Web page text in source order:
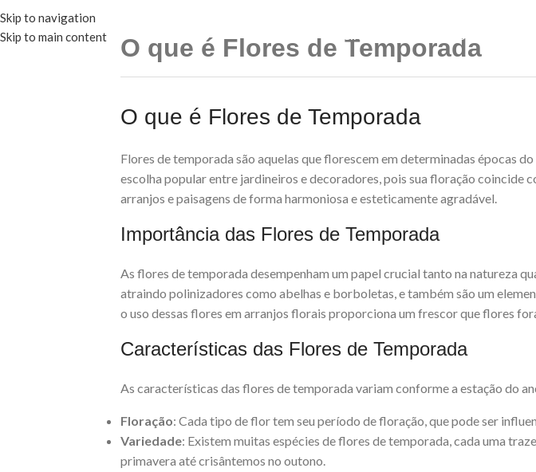
Skip to navigation
Skip to main content
COROAS DE FLORES
O que é Flores de Temporada
O que é Flores de Temporada
Flores de temporada são aquelas que florescem em determinadas épocas
escolha popular entre jardineiros e decoradores, pois sua floração coincide
arranjos e paisagens de forma harmoniosa e esteticamente agradável.
Importância das Flores de Temporada
As flores de temporada desempenham um papel crucial tanto na natureza
atraindo polinizadores como abelhas e borboletas, e também são um
o uso dessas flores em arranjos florais proporciona um frescor que flores
Características das Flores de Temporada
As características das flores de temporada variam conforme a estação do
Floração: Cada tipo de flor tem seu período de floração, que pode ser
Variedade: Existem muitas espécies de flores de temporada, cada uma
primavera até crisântemos no outono.